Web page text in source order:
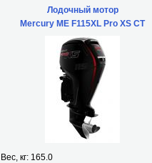
Лодочный мотор
Mercury ME F115XL Pro XS CT
Вес, кг: 165.0